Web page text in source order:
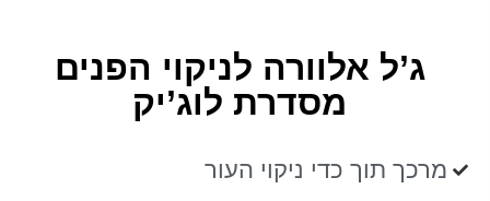
ג’ל אלוורה לניקוי הפנים
מסדרת לוג’יק
מרכך תוך כדי ניקוי העור